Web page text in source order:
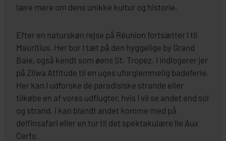
lære mere om dens unikke kultur og historie.
Efter en naturskøn rejse på Réunion fortsætter I til
Mauritius. Her bor I tæt på den hyggelige by Grand
Baie, også kendt som øens St. Tropez. I indlogerer jer
på Zilwa Attitude til en uges uforglemmelig badeferie.
Her kan I udforske de paradisiske strande eller
tilkøbe en af vores udflugter, hvis I vil se andet end sol
og strand. I kan blandt andet komme med på
delfinsafari eller en tur til det spektakulære Ile Aux
Cerfs.